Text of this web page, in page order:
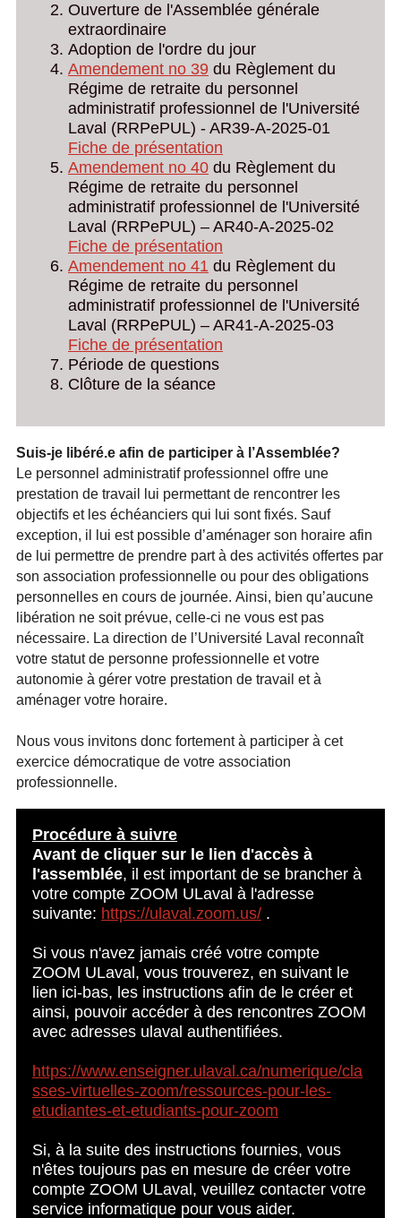
Ouverture de l'Assemblée générale
extraordinaire
Adoption de l'ordre du jour
Amendement no 39 du Règlement du
Régime de retraite du personnel
administratif professionnel de l'Université
Laval (RRPePUL) - AR39-A-2025-01
Fiche de présentation
Amendement no 40 du Règlement du
Régime de retraite du personnel
administratif professionnel de l'Université
Laval (RRPePUL) – AR40-A-2025-02
Fiche de présentation
Amendement no 41 du Règlement du
Régime de retraite du personnel
administratif professionnel de l'Université
Laval (RRPePUL) – AR41-A-2025-03
Fiche de présentation
Période de questions
Clôture de la séance
Suis-je libéré.e afin de participer à l’Assemblée?
Le personnel administratif professionnel offre une
prestation de travail lui permettant de rencontrer les
objectifs et les échéanciers qui lui sont fixés. Sauf
exception, il lui est possible d’aménager son horaire afin
de lui permettre de prendre part à des activités offertes par
son association professionnelle ou pour des obligations
personnelles en cours de journée. Ainsi, bien qu’aucune
libération ne soit prévue, celle-ci ne vous est pas
nécessaire. La direction de l’Université Laval reconnaît
votre statut de personne professionnelle et votre
autonomie à gérer votre prestation de travail et à
aménager votre horaire.
Nous vous invitons donc fortement à participer à cet
exercice démocratique de votre association
professionnelle.
Procédure à suivre
Avant de cliquer sur le lien d'accès à
l'assemblée, il est important de se brancher à
votre compte ZOOM ULaval à l'adresse
suivante: https://ulaval.zoom.us/ .
Si vous n'avez jamais créé votre compte
ZOOM ULaval, vous trouverez, en suivant le
lien ici-bas, les instructions afin de le créer et
ainsi, pouvoir accéder à des rencontres ZOOM
avec adresses ulaval authentifiées.
https://www.enseigner.ulaval.ca/numerique/cla
sses-virtuelles-zoom/ressources-pour-les-
etudiantes-et-etudiants-pour-zoom
Si, à la suite des instructions fournies, vous
n'êtes toujours pas en mesure de créer votre
compte ZOOM ULaval, veuillez contacter votre
service informatique pour vous aider.